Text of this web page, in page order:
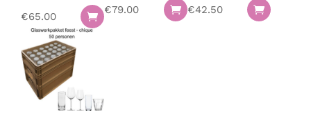
€65.00 
€79.00  €42.50 